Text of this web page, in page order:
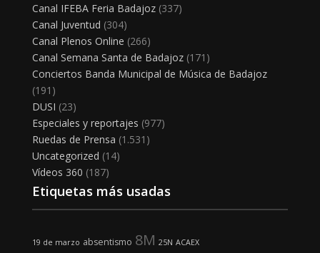
Canal IFEBA Feria Badajoz(337)
Canal Juventud (304)
Canal Plenos Online (266)
Canal Semana Santa de Badajoz(171)
Conciertos Banda Municipal de Música de Badajoz
(191)
DUSI (23)
Especiales y reportajes (977)
Ruedas de Prensa (1.531)
Uncategorized (14)
Vídeos 360 (187)
Etiquetas más usadas
19 de marzo absentismo 8M 25N ACAEX